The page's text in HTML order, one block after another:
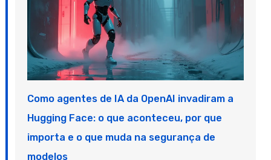
Como agentes de IA da OpenAI invadiram a
Hugging Face: o que aconteceu, por que
importa e o que muda na segurança de
modelos